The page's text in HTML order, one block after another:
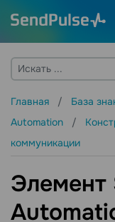
Главная База
Automation
коммуникации
Элемент